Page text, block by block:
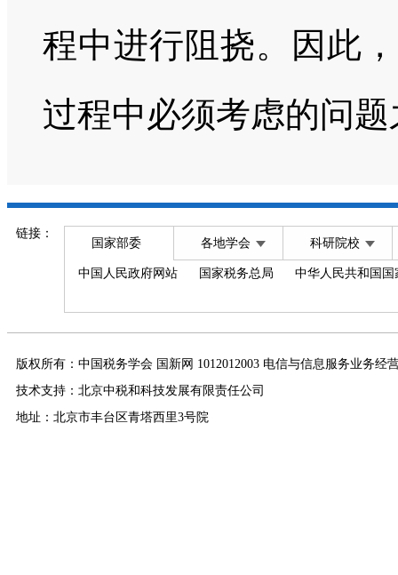
程中进行阻挠。因此
过程中必须考虑的问
链接：
国家部委 各地学会 科研院校
中国人民政府网站 国家税务总局 中华人民共和国
版权所有：中国税务学会 国新网 1012012003 电信与信息服务业务经
技术支持：北京中税和科技发展有限责任公司
地址：北京市丰台区青塔西里3号院